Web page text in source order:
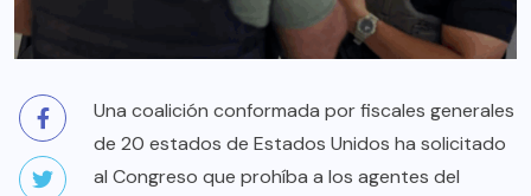
Una coalición conformada por fiscales generales
de 20 estados de Estados Unidos ha solicitado
al Congreso que prohíba a los agentes del